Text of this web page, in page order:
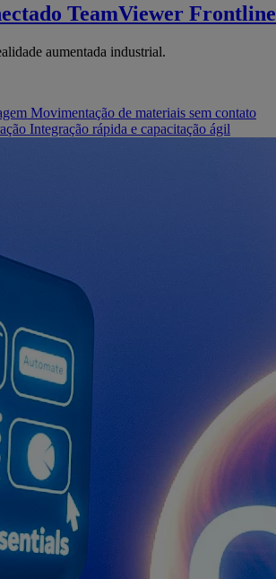
TeamViewer Frontline
aumentada industrial.
Movimentação de materiais sem contato
Integração rápida e capacitação ágil